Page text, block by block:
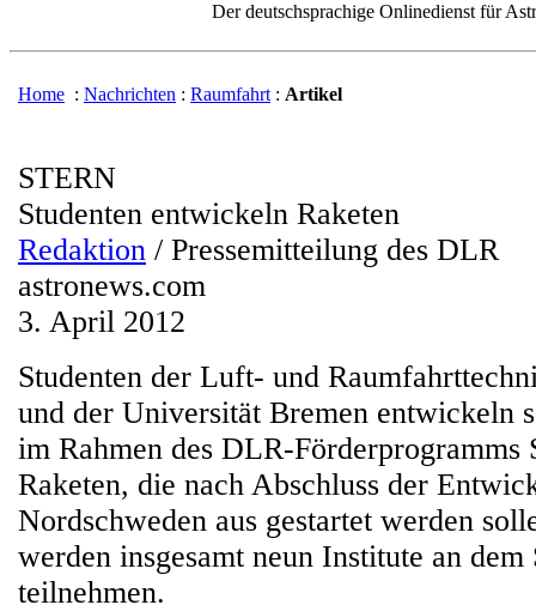
Der deutschsprachige Onlinedienst für
Home : Nachrichten : Raumfahrt : Artikel
STERN
Studenten entwickeln Raketen
Redaktion / Pressemitteilung des DLR
astronews.com
3. April 2012
Studenten der Luft- und
und der Universität Bremen entwickeln
im Rahmen des DLR-Förderprogramms
Raketen, die nach Abschluss der
Nordschweden aus gestartet werden
werden insgesamt neun Institute an
teilnehmen.